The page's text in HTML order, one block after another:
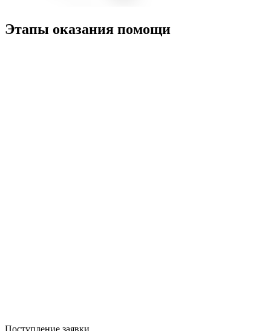
Этапы оказания помощи
Поступление заявки